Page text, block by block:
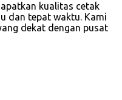
kualitas cetak
dan tepat waktu. Kami
dekat dengan pusat